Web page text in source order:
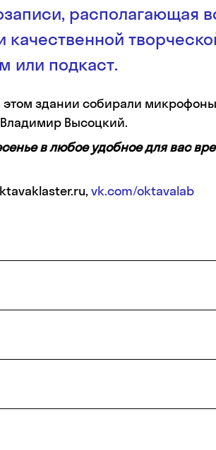
располагающая
или подкаст.
этом здании собирали
Высоцкий.
в любое удобное для вас
vk.com/oktavalab